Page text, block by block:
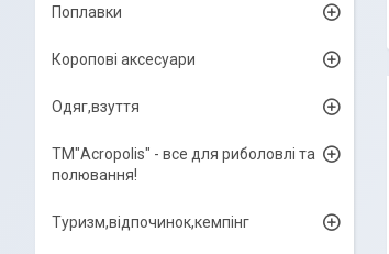
Поплавки
Коропові аксесуари
Одяг,взуття
ТМ"Acropolis" - все для риболовлі та
полювання!
Туризм,відпочинок,кемпінг